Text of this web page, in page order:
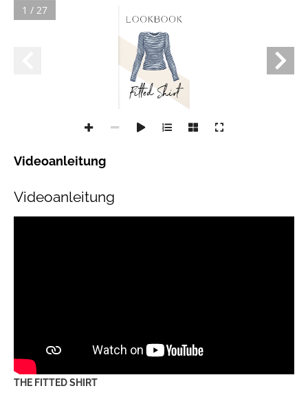
1 / 27
Videoanleitung
Videoanleitung
THE FITTED SHIRT